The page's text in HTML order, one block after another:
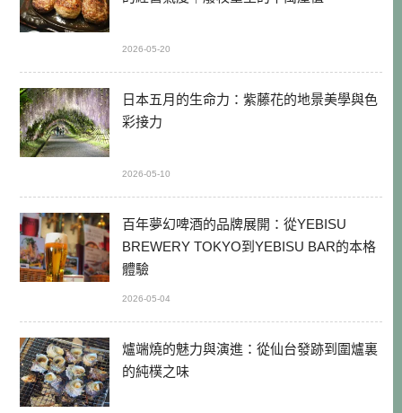
2026-05-20
日本五月的生命力：紫藤花的地景美學與色
彩接力
2026-05-10
百年夢幻啤酒的品牌展開：從YEBISU
BREWERY TOKYO到YEBISU BAR的本格
體驗
2026-05-04
爐端燒的魅力與演進：從仙台發跡到圍爐裏
的純樸之味